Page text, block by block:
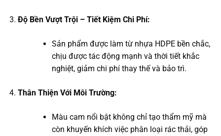
Độ Bền Vượt Trội – Tiết Kiệm Chi Phí:
Sản phẩm được làm từ nhựa HDPE bền chắc,
chịu được tác động mạnh và thời tiết khắc
nghiệt, giảm chi phí thay thế và bảo trì.
Thân Thiện Với Môi Trường:
Màu cam nổi bật không chỉ tạo thẩm mỹ mà
còn khuyến khích việc phân loại rác thải, góp